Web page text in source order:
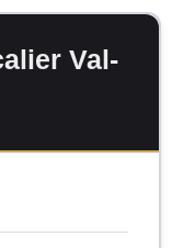
Val-